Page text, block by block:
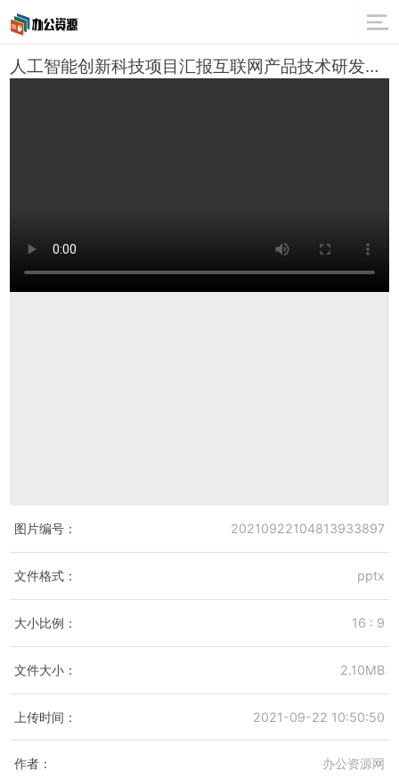
人工智能创新科技项目汇报互联网产品技术研发工作总结PPT模板
图片编号： 20210922104813933897
文件格式： pptx
大小比例： 16 : 9
文件大小： 2.10MB
上传时间： 2021-09-22 10:50:50
作者： 办公资源网